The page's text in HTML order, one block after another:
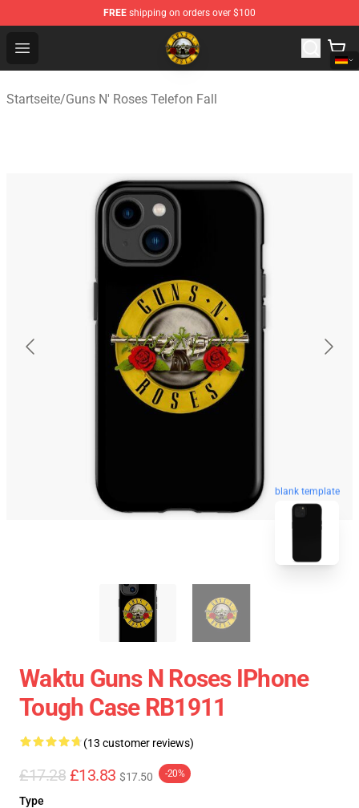
FREE shipping on orders over $100
Open menu
Guns N' Roses Store - Official Guns N' Roses
Startseite/Guns N' Roses Telefon Fall
blank template
Waktu Guns N Roses IPhone
Tough Case RB1911
(13 customer reviews)
£17.28 £13.83 $17.50 -20%
Type